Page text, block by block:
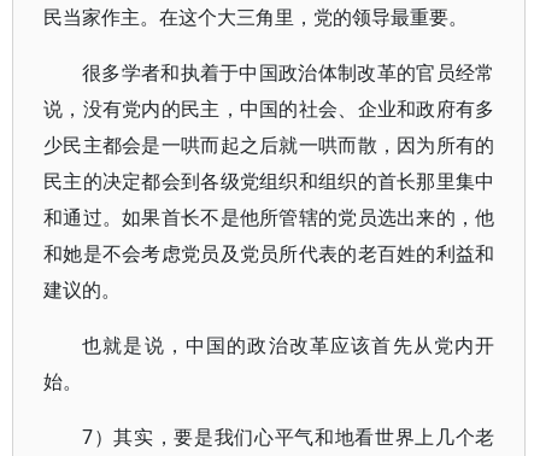
民当家作主。在这个大三角里，党的领导最重要。
很多学者和执着于中国政治体制改革的官员经常
说，没有党内的民主，中国的社会、企业和政府有多
少民主都会是一哄而起之后就一哄而散，因为所有的
民主的决定都会到各级党组织和组织的首长那里集中
和通过。如果首长不是他所管辖的党员选出来的，他
和她是不会考虑党员及党员所代表的老百姓的利益和
建议的。
也就是说，中国的政治改革应该首先从党内开
始。
7）其实，要是我们心平气和地看世界上几个老